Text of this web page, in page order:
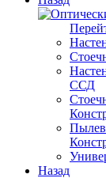
ССД
Назад